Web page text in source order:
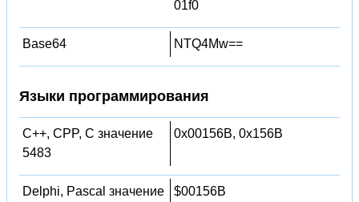
01f0
Base64 NTQ4Mw==
Языки программирования
C++, CPP, C значение
5483
0x00156B, 0x156B
Delphi, Pascal значение
$00156B